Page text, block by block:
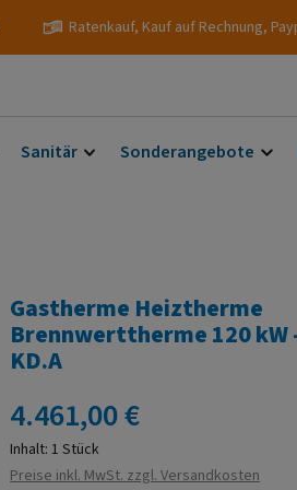
Ratenkauf, Kauf auf Rechnung,
Sanitär Sonderangebote
Gastherme Heiztherme
Brennwerttherme 120 kW
KD.A
Regulärer Preis:
4.461,00 €
Inhalt:1 Stück
Preise inkl. MwSt. zzgl. Versandkosten